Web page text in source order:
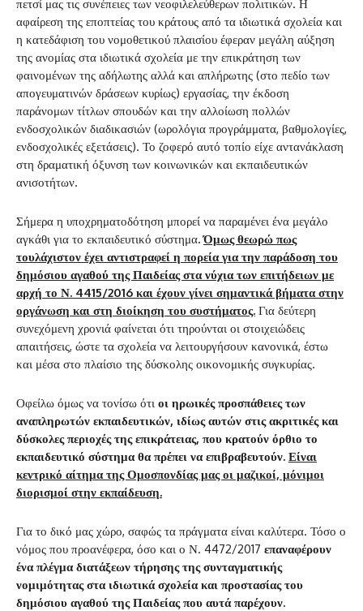
πετσί μας τις συνέπειες των νεοφιλελεύθερων πολιτικών. Η
αφαίρεση της εποπτείας του κράτους από τα ιδιωτικά σχολεία και
η κατεδάφιση του νομοθετικού πλαισίου έφεραν μεγάλη αύξηση
της ανομίας στα ιδιωτικά σχολεία με την επικράτηση των
φαινομένων της αδήλωτης αλλά και απλήρωτης (στο πεδίο των
απογευματινών δράσεων κυρίως) εργασίας, την έκδοση
παράνομων τίτλων σπουδών και την αλλοίωση πολλών
ενδοσχολικών διαδικασιών (ωρολόγια προγράμματα, βαθμολογίες,
ενδοσχολικές εξετάσεις). Το ζοφερό αυτό τοπίο είχε αντανάκλαση
στη δραματική όξυνση των κοινωνικών και εκπαιδευτικών
ανισοτήτων.
Σήμερα η υποχρηματοδότηση μπορεί να παραμένει ένα μεγάλο
αγκάθι για το εκπαιδευτικό σύστημα.Όμως θεωρώ πως
τουλάχιστον έχει αντιστραφεί η πορεία για την παράδοση του
δημόσιου αγαθού της Παιδείας στα νύχια των επιτήδειων με
αρχή το Ν. 4415/2016 και έχουν γίνει σημαντικά βήματα στην
οργάνωση και στη διοίκηση του συστήματος. Για δεύτερη
συνεχόμενη χρονιά φαίνεται ότι τηρούνται οι στοιχειώδεις
απαιτήσεις, ώστε τα σχολεία να λειτουργήσουν κανονικά, έστω
και μέσα στο πλαίσιο της δύσκολης οικονομικής συγκυρίας.
Οφείλω όμως να τονίσω ότι οι ηρωικές προσπάθειες των
αναπληρωτών εκπαιδευτικών, ιδίως αυτών στις ακριτικές και
δύσκολες περιοχές της επικράτειας, που κρατούν όρθιο το
εκπαιδευτικό σύστημα θα πρέπει να επιβραβευτούν. Είναι
κεντρικό αίτημα της Ομοσπονδίας μας οι μαζικοί, μόνιμοι
διορισμοί στην εκπαίδευση.
Για το δικό μας χώρο, σαφώς τα πράγματα είναι καλύτερα. Τόσο ο
νόμος που προανέφερα, όσο και ο Ν. 4472/2017 επαναφέρουν
ένα πλέγμα διατάξεων τήρησης της συνταγματικής
νομιμότητας στα ιδιωτικά σχολεία και προστασίας του
δημόσιου αγαθού της Παιδείας που αυτά παρέχουν.